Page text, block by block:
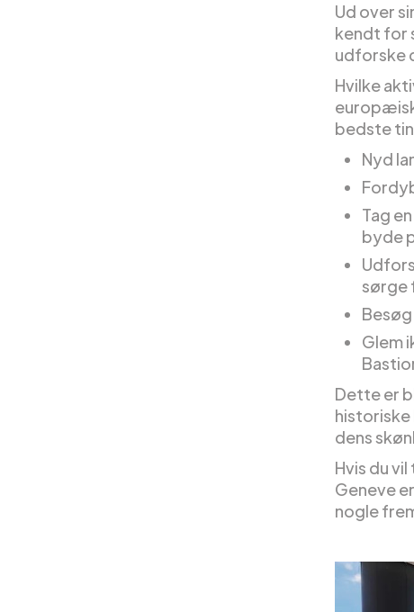
Ud over
kendt for
udforske
Hvilke
bedste
Nyd
Tag
byde
sørge
Besøg
Glem
Dette er
historiske
dens
Hvis du
Geneve
nogle